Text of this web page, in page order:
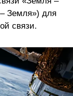
Земля») для
связи.